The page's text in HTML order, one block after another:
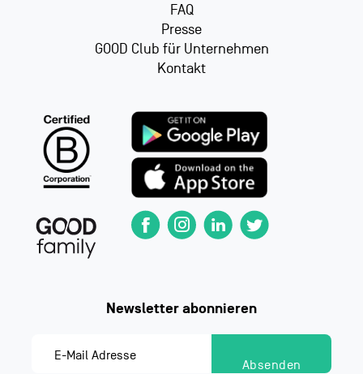
FAQ
Presse
GOOD Club für Unternehmen
Kontakt